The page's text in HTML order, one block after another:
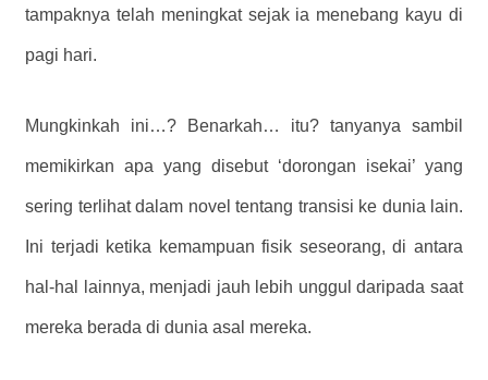
tampaknya telah meningkat sejak ia menebang kayu di
pagi hari.
Mungkinkah ini…? Benarkah… itu? tanyanya sambil
memikirkan apa yang disebut ‘dorongan isekai’ yang
sering terlihat dalam novel tentang transisi ke dunia lain.
Ini terjadi ketika kemampuan fisik seseorang, di antara
hal-hal lainnya, menjadi jauh lebih unggul daripada saat
mereka berada di dunia asal mereka.